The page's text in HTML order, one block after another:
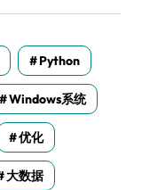
Python
Windows系统
优化
大数据